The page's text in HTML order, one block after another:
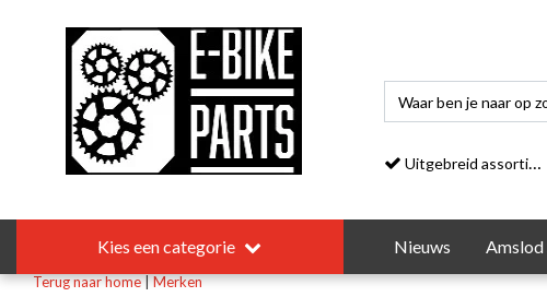
Uitgebreid assortiment
Kies een categorie Nieuws Amslod
Terug naar home|Merken